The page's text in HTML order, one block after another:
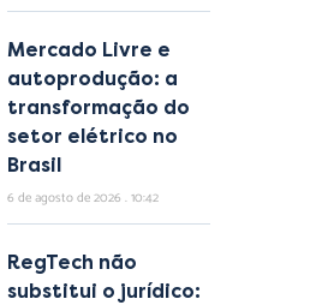
Mercado Livre e
autoprodução: a
transformação do
setor elétrico no
Brasil
6 de agosto de 2026 10:42
RegTech não
substitui o jurídico: